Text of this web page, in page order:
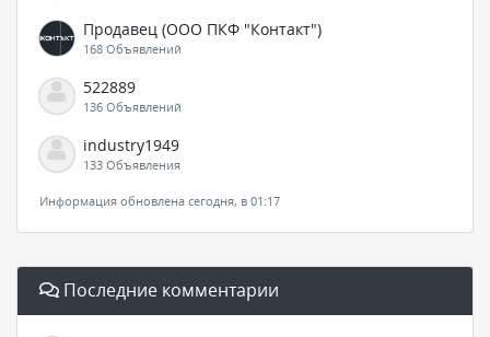
Продавец (ООО ПКФ "Контакт")
168 Объявлений
522889
136 Объявлений
industry1949
133 Объявления
Информация обновлена сегодня, в 01:17
Последние комментарии